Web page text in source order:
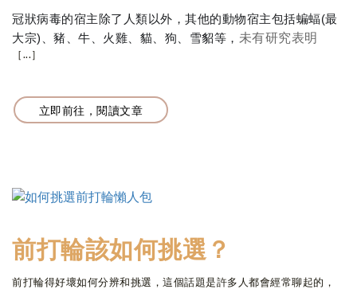
冠狀病毒的宿主除了人類以外，其他的動物宿主包括蝙蝠(最
大宗)、豬、牛、火雞、貓、狗、雪貂等， 未有研究表明
［...］
立即前往，閱讀文章
前打輪該如何挑選？
前打輪得好壞如何分辨和挑選，這個話題是許多人都會經常聊起的，